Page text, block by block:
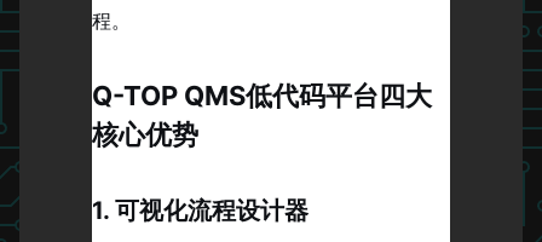
程。
Q-TOP QMS低代码平台四大
核心优势
1. 可视化流程设计器